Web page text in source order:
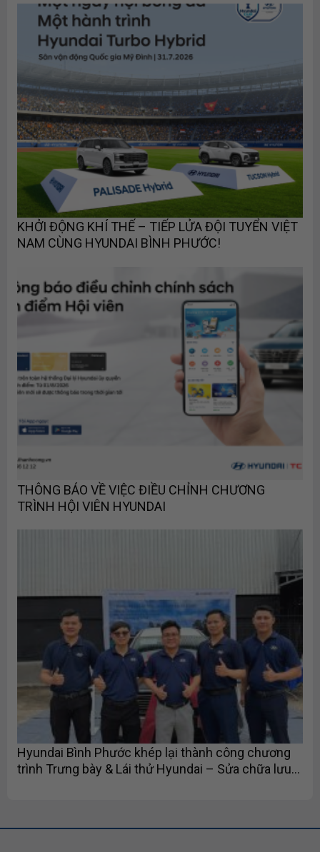
KHỞI ĐỘNG KHÍ THẾ – TIẾP LỬA ĐỘI TUYỂN VIỆT
NAM CÙNG HYUNDAI BÌNH PHƯỚC!
THÔNG BÁO VỀ VIỆC ĐIỀU CHỈNH CHƯƠNG
TRÌNH HỘI VIÊN HYUNDAI
Hyundai Bình Phước khép lại thành công chương
trình Trưng bày & Lái thử Hyundai – Sửa chữa lưu